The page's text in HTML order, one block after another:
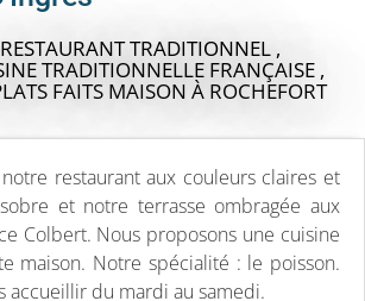
TRADITIONNEL ,
TRADITIONNELLE FRANÇAISE ,
FAITS MAISON À ROCHEFORT
restaurant aux couleurs claires et
et notre terrasse ombragée aux
Colbert. Nous proposons une cuisine
maison. Notre spécialité : le poisson.
accueillir du mardi au samedi.